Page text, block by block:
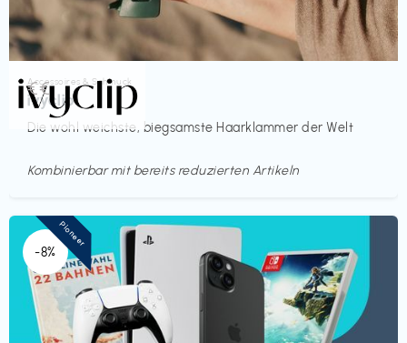
Accessoires & Schmuck
ivyclip
Die wohl weichste, biegsamste Haarklammer der Welt
€€‎
Kombinierbar mit bereits reduzierten Artikeln
-8%
Pioneer